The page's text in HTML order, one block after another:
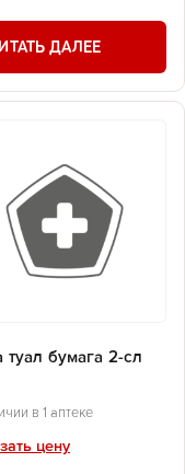
ДАЛЕЕ
туал бумага 2-сл
в 1 аптеке
цену